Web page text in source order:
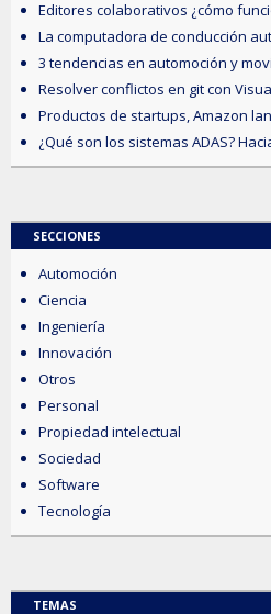
Editores colaborativos ¿cómo
La computadora de conducción
3 tendencias en automoción y
Resolver conflictos en git con
Productos de startups, Amazon
¿Qué son los sistemas ADAS?
SECCIONES
Automoción
Ciencia
Ingeniería
Innovación
Otros
Personal
Propiedad intelectual
Sociedad
Software
Tecnología
TEMAS